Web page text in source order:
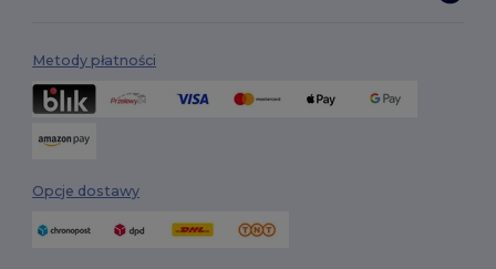
Metody płatności
Opcje dostawy